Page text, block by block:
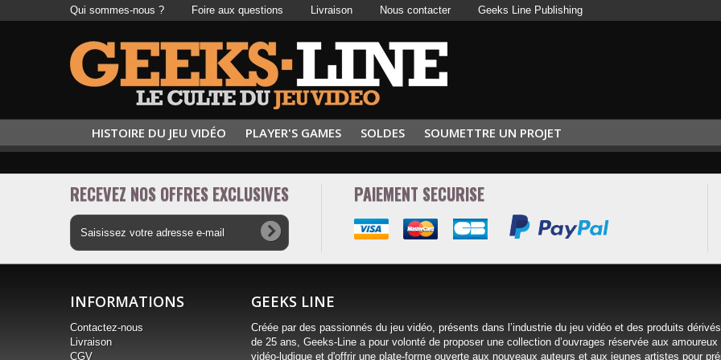
Qui sommes-nous ? Foire aux questions Livraison Nous contacter Geeks Line Publishing
HISTOIRE DU JEU VIDÉO PLAYER'S GAMES SOLDES SOUMETTRE UN PROJET
RECEVEZ NOS OFFRES EXCLUSIVES PAIEMENT SECURISE
INFORMATIONS
Contactez-nous
Livraison
CGV
GEEKS LINE
Créée par des passionnés du jeu vidéo, présents dans l’industrie du jeu vidéo et des produits
de 25 ans, Geeks‐Line a pour volonté de proposer une collection d’ouvrages réservée aux amoureux
vidéo-ludique et d'offrir une plate-forme ouverte aux nouveaux auteurs et aux jeunes artistes pour